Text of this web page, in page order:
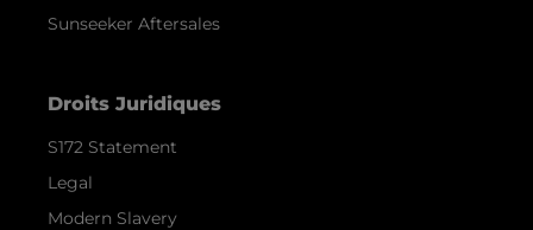
Sunseeker Aftersales
Droits Juridiques
S172 Statement
Legal
Modern Slavery